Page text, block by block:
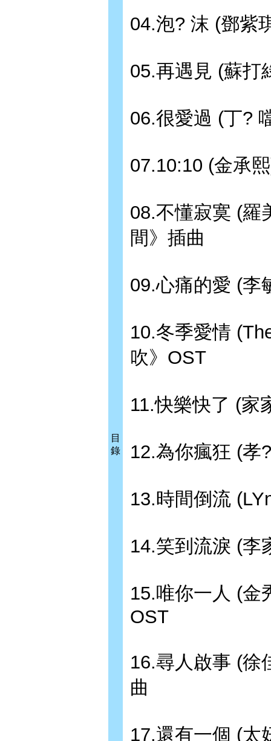
目
錄
04.泡? 沫 (鄧紫
05.再遇見 (蘇打
06.很愛過 (丁?
07.10:10 (金承
08.不懂寂寞 (羅
間》插曲
09.心痛的愛 (李
10.冬季愛情
吹》OST
11.快樂快了 (家
12.為你瘋狂 (孝
13.時間倒流
14.笑到流淚 (李
15.唯你一人 (金
OST
16.尋人啟事 (徐
曲
17.還有一個 (太